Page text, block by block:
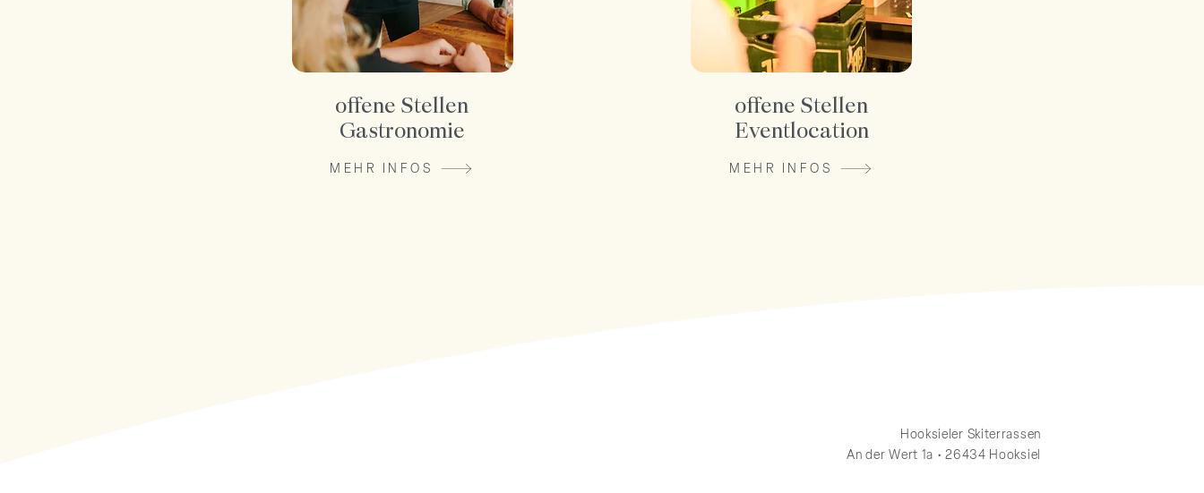
offene Stellen
Gastronomie
MEHR INFOS
offene Stellen
Eventlocation
MEHR INFOS
Hooksieler Skiterrassen
An der Wert 1a • 26434 Hooksiel